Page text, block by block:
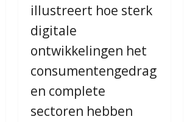
illustreert hoe sterk
digitale
ontwikkelingen het
consumentengedrag
en complete
sectoren hebben